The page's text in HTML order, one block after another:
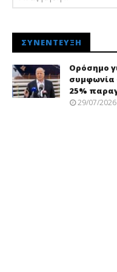
ΣΥΝΈΝΤΕΥΞΗ
Ορόσημο
συμφωνία
25%
29/07/2026